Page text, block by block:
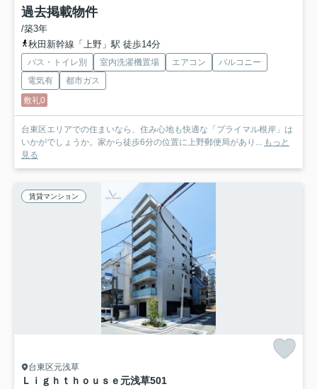
過去掲載物件
/築3年
秋田新幹線「上野」駅 徒歩14分
バス・トイレ別 室内洗濯機置場 エアコン
バルコニー
電気有
都市ガス
敷礼0
台東区エリアでの住まいなら、住み心地も快適な「プライマル根岸」は
いかがでしょうか。家から徒歩6分の位置に上野郵便局があり...
もっと
見る
賃貸マンション
台東区元浅草
Ｌｉｇｈｔｈｏｕｓｅ元浅草501